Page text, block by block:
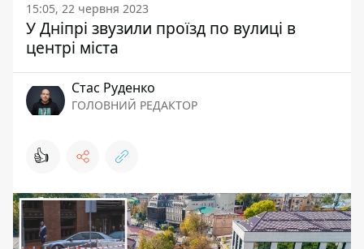
15:05, 22 червня 2023
У Дніпрі звузили проїзд по вулиці в
центрі міста
Стас Руденко
ГОЛОВНИЙ РЕДАКТОР
👍